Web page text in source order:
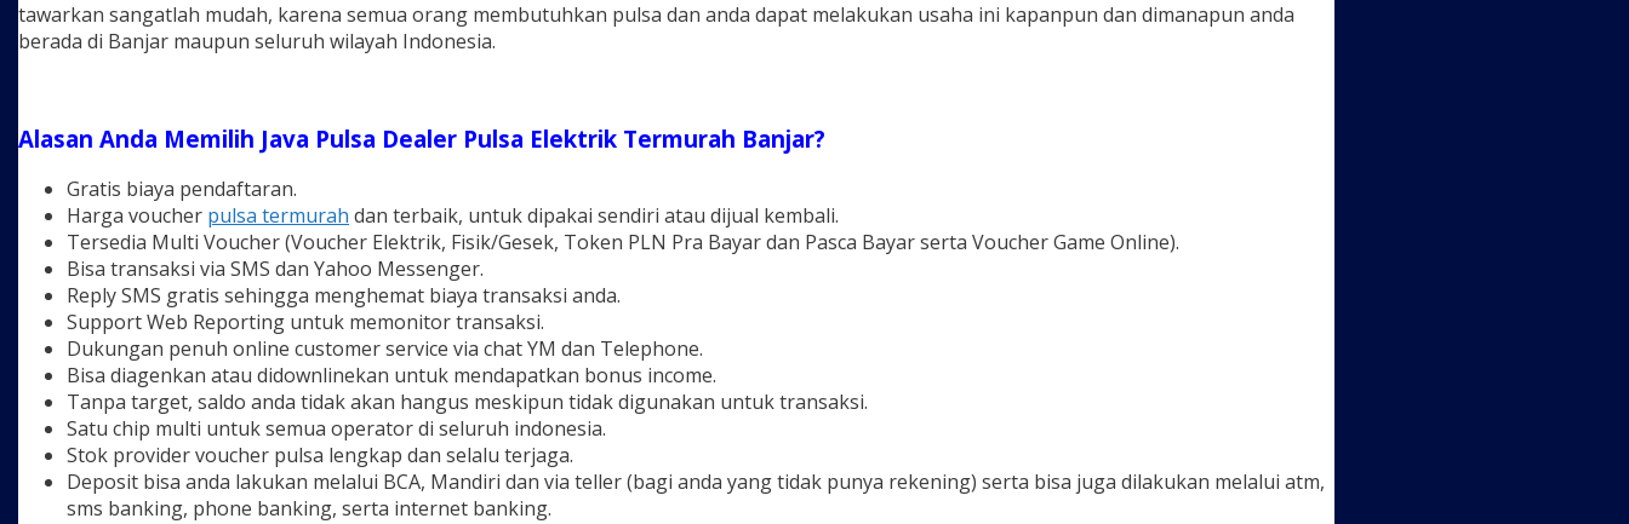
tawarkan sangatlah mudah, karena semua orang membutuhkan pulsa dan anda dapat melakukan usaha ini kapanpun dan dimanapun anda
berada di Banjar maupun seluruh wilayah Indonesia.
Alasan Anda Memilih Java Pulsa Dealer Pulsa Elektrik Termurah Banjar?
Gratis biaya pendaftaran.
Harga voucher pulsa termurah dan terbaik, untuk dipakai sendiri atau dijual kembali.
Tersedia Multi Voucher (Voucher Elektrik, Fisik/Gesek, Token PLN Pra Bayar dan Pasca Bayar serta Voucher Game Online).
Bisa transaksi via SMS dan Yahoo Messenger.
Reply SMS gratis sehingga menghemat biaya transaksi anda.
Support Web Reporting untuk memonitor transaksi.
Dukungan penuh online customer service via chat YM dan Telephone.
Bisa diagenkan atau didownlinekan untuk mendapatkan bonus income.
Tanpa target, saldo anda tidak akan hangus meskipun tidak digunakan untuk transaksi.
Satu chip multi untuk semua operator di seluruh indonesia.
Stok provider voucher pulsa lengkap dan selalu terjaga.
Deposit bisa anda lakukan melalui BCA, Mandiri dan via teller (bagi anda yang tidak punya rekening) serta bisa juga dilakukan melalui atm,
sms banking, phone banking, serta internet banking.